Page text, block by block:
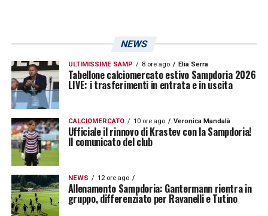
NEWS
ULTIMISSIME SAMP 8 ore ago Elia Serra
Tabellone calciomercato estivo Sampdoria 2026
LIVE: i trasferimenti in entrata e in uscita
CALCIOMERCATO 10 ore ago Veronica Mandalà
Ufficiale il rinnovo di Krastev con la Sampdoria!
Il comunicato del club
NEWS 12 ore ago
Allenamento Sampdoria: Gantermann rientra in
gruppo, differenziato per Ravanelli e Tutino